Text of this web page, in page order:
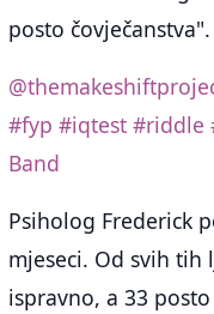
posto čovječanstva".
#fyp #iqtest #riddle
Band
Psiholog Frederick
mjeseci. Od svih
ispravno, a 33